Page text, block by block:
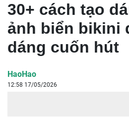
30+ cách tạo
ảnh biển bikini
dáng cuốn hút
HaoHao
12:58 17/05/2026